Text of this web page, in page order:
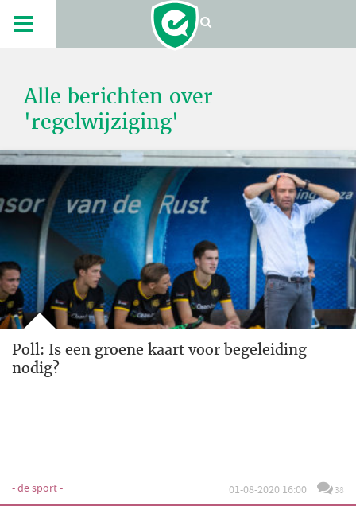
Alle berichten over
'regelwijziging'
Poll: Is een groene kaart voor begeleiding
nodig?
- de sport - 01-08-2020 16:00 38